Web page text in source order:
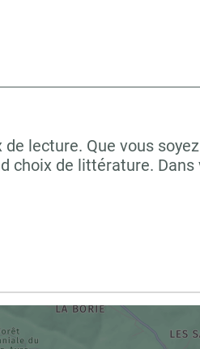
lecture. Que vous
choix de littérature.